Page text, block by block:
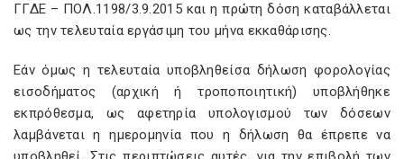
ΓΓΔΕ – ΠΟΛ.1198/3.9.2015 και η πρώτη δόση καταβάλλεται
ως την τελευταία εργάσιμη του μήνα εκκαθάρισης.
Εάν όμως η τελευταία υποβληθείσα δήλωση φορολογίας
εισοδήματος (αρχική ή τροποποιητική) υποβλήθηκε
εκπρόθεσμα, ως αφετηρία υπολογισμού των δόσεων
λαμβάνεται η ημερομηνία που η δήλωση θα έπρεπε να